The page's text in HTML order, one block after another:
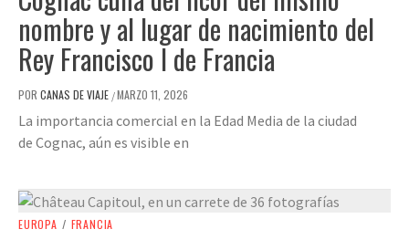
nombre y al lugar de nacimiento del
Rey Francisco I de Francia
POR CANAS DE VIAJE /MARZO 11, 2026
La importancia comercial en la Edad Media de la ciudad
de Cognac, aún es visible en
EUROPA / FRANCIA